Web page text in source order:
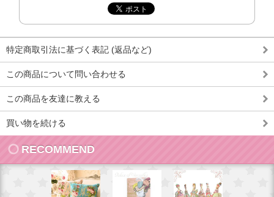
特定商取引法に基づく表記 (返品など)
この商品について問い合わせる
この商品を友達に教える
買い物を続ける
RECOMMEND